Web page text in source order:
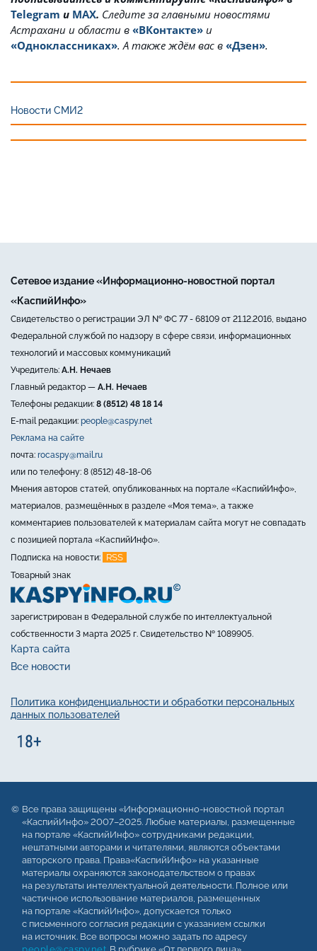
Telegram и MAX. Cледите за главными новостями
Астрахани и области в «ВКонтакте» и
«Одноклассниках». А также ждём вас в «Дзен».
Новости СМИ2
Сетевое издание «Информационно-новостной портал
«КаспийИнфо»
Свидетельство о регистрации ЭЛ № ФС 77 - 68109 от 21.12.2016, выдано
Федеральной службой по надзору в сфере связи, информационных
технологий и массовых коммуникаций
Учредитель: А.Н. Нечаев
Главный редактор — А.Н. Нечаев
Телефоны редакции: 8 (8512) 48 18 14
E-mail редакции: people@caspy.net
Реклама на сайте
почта: rocaspy@mail.ru
или по телефону: 8 (8512) 48-18-06
Мнения авторов статей, опубликованных на портале «КаспийИнфо»,
материалов, размещённых в разделе «Моя тема», а также
комментариев пользователей к материалам сайта могут не совпадать
с позицией портала «КаспийИнфо».
Подписка на новости:
RSS
Товарный знак
зарегистрирован в Федеральной службе по интеллектуальной
собственности 3 марта 2025 г. Свидетельство № 1089905.
Карта сайта
Все новости
Политика конфиденциальности и обработки персональных
данных пользователей
Все права защищены «Информационно-новостной портал
«КаспийИнфо» 2007–2025. Любые материалы, размещенные
на портале «КаспийИнфо» сотрудниками редакции,
нештатными авторами и читателями, являются объектами
авторского права. Права«КаспийИнфо» на указанные
материалы охраняются законодательством о правах
на результаты интеллектуальной деятельности. Полное или
частичное использование материалов, размещенных
на портале «КаспийИнфо», допускается только
с письменного согласия редакции с указанием ссылки
на источник. Все вопросы можно задать по адресу